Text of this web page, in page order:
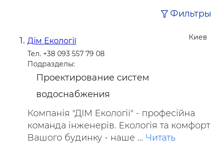
Фильтры
Киев
Дім Екології
Тел. +38 093 557 79 08
Подразделы:
Проектирование систем
водоснабжения
Компанія "ДIМ Екології" - професійна
команда інженерів. Екологія та комфорт
Вашого будинку - наше ... Читать